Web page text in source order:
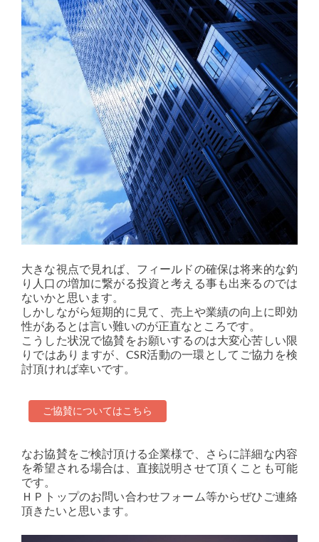
大きな視点で見れば、フィールドの確保は将来的な釣
り人口の増加に繋がる投資と考える事も出来るのでは
ないかと思います。
しかしながら短期的に見て、売上や業績の向上に即効
性があるとは言い難いのが正直なところです。
こうした状況で協賛をお願いするのは大変心苦しい限
りではありますが、CSR活動の一環としてご協力を検
討頂ければ幸いです。
ご協賛についてはこちら
なお協賛をご検討頂ける企業様で、さらに詳細な内容
を希望される場合は、直接説明させて頂くことも可能
です。
ＨＰトップのお問い合わせフォーム等からぜひご連絡
頂きたいと思います。